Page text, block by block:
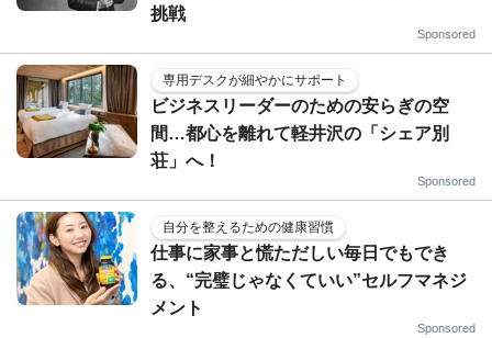
挑戦
Sponsored
専用デスクが細やかにサポート
ビジネスリーダーのための安らぎの空
間…都心を離れて軽井沢の「シェア別
荘」へ！
Sponsored
自分を整えるための健康習慣
仕事に家事と慌ただしい毎日でもでき
る、“完璧じゃなくていい”セルフマネジ
メント
Sponsored